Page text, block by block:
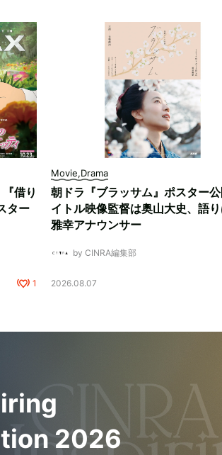
借り
ター
1
Movie,Drama
朝ドラ『ブラッサム』ポスター
イトル映像監督は奥山大史、語
雅幸アナウンサー
by CINRA編集部
2026.08.07
2026